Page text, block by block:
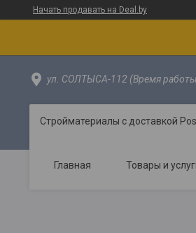
Начать продавать на Deal.by
ул. СОЛТЫСА-112 (Время
Стройматериалы с доставкой
Главная Товары и